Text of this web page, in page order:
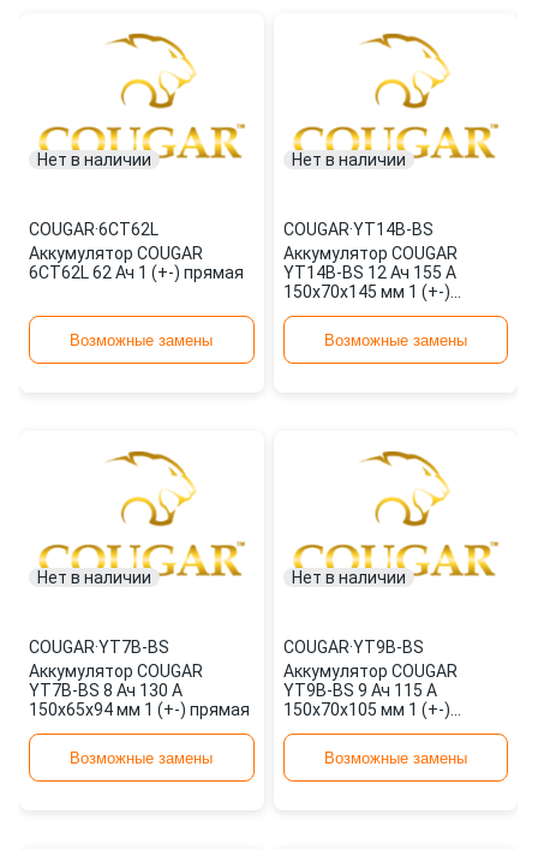
Нет в наличии
COUGAR·6СT62L
Аккумулятор COUGAR
6СT62L 62 Ач 1 (+-) прямая
Возможные замены
Нет в наличии
COUGAR·YT14B-BS
Аккумулятор COUGAR
YT14B-BS 12 Ач 155 А
150x70x145 мм 1 (+-)
Возможные замены
Нет в наличии
COUGAR·YT7B-BS
Аккумулятор COUGAR
YT7B-BS 8 Ач 130 А
150x65x94 мм 1 (+-) прямая
Возможные замены
Нет в наличии
COUGAR·YT9B-BS
Аккумулятор COUGAR
YT9B-BS 9 Ач 115 А
150x70x105 мм 1 (+-)
Возможные замены